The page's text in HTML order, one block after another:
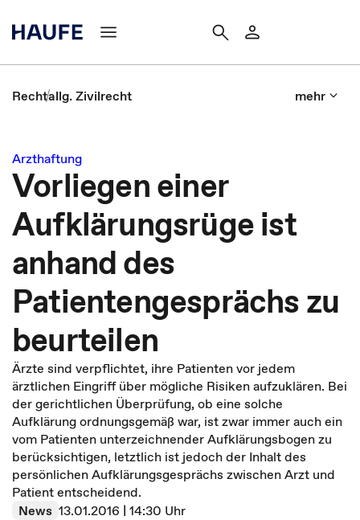
Rechtallg. Zivilrecht mehr
Arzthaftung
Vorliegen einer
Aufklärungsrüge ist
anhand des
Patientengesprächs zu
beurteilen
Ärzte sind verpflichtet, ihre Patienten vor jedem
ärztlichen Eingriff über mögliche Risiken aufzuklären. Bei
der gerichtlichen Überprüfung, ob eine solche
Aufklärung ordnungsgemäß war, ist zwar immer auch ein
vom Patienten unterzeichnender Aufklärungsbogen zu
berücksichtigen, letztlich ist jedoch der Inhalt des
persönlichen Aufklärungsgesprächs zwischen Arzt und
Patient entscheidend.
News 13.01.2016 | 14:30 Uhr